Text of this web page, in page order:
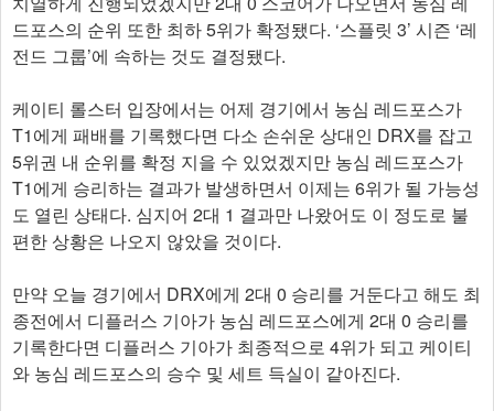
드포스의 순위 또한 최하 5위가 확정됐다. ‘스플릿 3’ 시즌 ‘레
전드 그룹’에 속하는 것도 결정됐다.
케이티 롤스터 입장에서는 어제 경기에서 농심 레드포스가
T1에게 패배를 기록했다면 다소 손쉬운 상대인 DRX를 잡고
5위권 내 순위를 확정 지을 수 있었겠지만 농심 레드포스가
T1에게 승리하는 결과가 발생하면서 이제는 6위가 될 가능성
도 열린 상태다. 심지어 2대 1 결과만 나왔어도 이 정도로 불
편한 상황은 나오지 않았을 것이다.
만약 오늘 경기에서 DRX에게 2대 0 승리를 거둔다고 해도 최
종전에서 디플러스 기아가 농심 레드포스에게 2대 0 승리를
기록한다면 디플러스 기아가 최종적으로 4위가 되고 케이티
와 농심 레드포스의 승수 및 세트 득실이 같아진다.